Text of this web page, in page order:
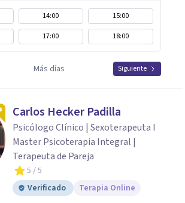
14:00
15:00
17:00 18:00
Más días Siguiente
Carlos Hecker Padilla
Psicólogo Clínico | Sexoterapeuta I
Master Psicoterapia Integral |
Terapeuta de Pareja
5 / 5
Verificado
Terapia Online